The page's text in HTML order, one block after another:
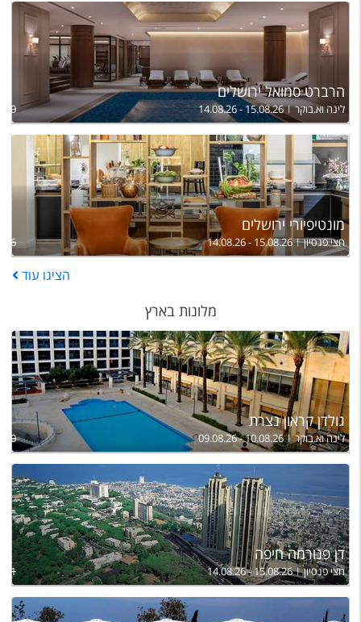
הרברט סמואל ירושלים
לינה וא.בוקר 14.08.26 - 15.08.26
מונטיפיורי ירושלים
חצי פנסיון 14.08.26 - 15.08.26
הציגו עוד
מלונות בארץ
גולדן קראון נצרת
לינה וא.בוקר 09.08.26 - 10.08.26
דן פנורמה חיפה
חצי פנסיון 14.08.26 - 15.08.26